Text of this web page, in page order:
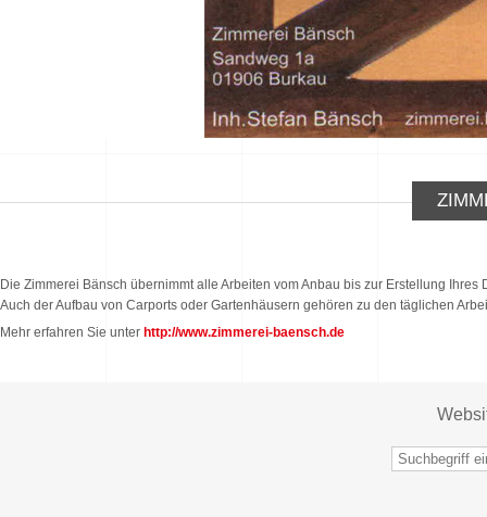
Die Zimmerei Bänsch übernimmt alle Arbeiten vom Anbau bis zur Erstellung Ihres
Auch der Aufbau von Carports oder Gartenhäusern gehören zu den täglichen
Mehr erfahren Sie unter http://www.zimmerei-baensch.de